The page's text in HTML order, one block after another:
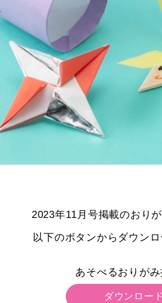
2023年11月号掲載のおり
以下のボタンからダウンロ
あそべるおりがみ
ダウンロード